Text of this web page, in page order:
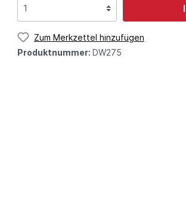
Zum Merkzettel hinzufügen
Produktnummer: DW275